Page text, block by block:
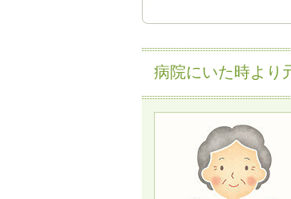
病院にいた時より